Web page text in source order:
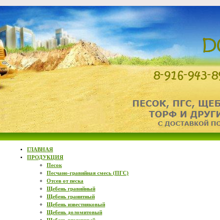
ГЛАВНАЯ
ПРОДУКЦИЯ
Песок
Песчано-гравийная смесь (ПГС)
Отсев от песка
Щебень гравийный
Щебень гранитный
Щебень известняковый
Щебень доломитовый